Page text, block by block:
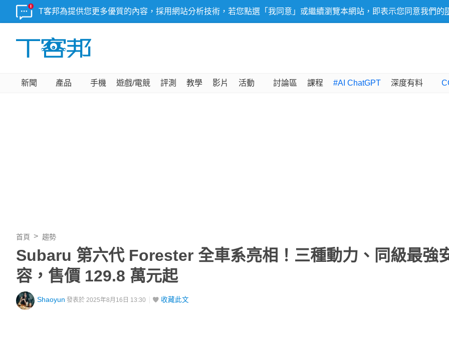
T客邦為提供您更多優質的內容，採用網站分析技術，若您點選「我同意」或繼續瀏覽本網站，即表示您同意我們的
新聞 產品 手機 遊戲/電競 評測 教學 影片 活動 討論區 課程 #AI ChatGPT 深度有料
首頁 趨勢
Subaru 第六代 Forester 全車系亮相！三種動力、同級最強
容，售價 129.8 萬元起
Shaoyun 發表於 2025年8月16日 13:30 收藏此文